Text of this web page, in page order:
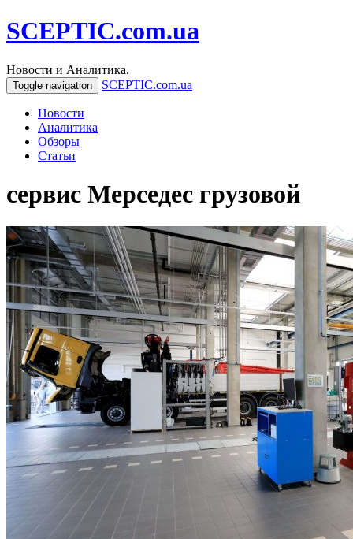
SCEPTIC.com.ua
Новости и Аналитика.
Toggle navigation SCEPTIC.com.ua
Новости
Аналитика
Обзоры
Статьи
сервис Мерседес грузовой